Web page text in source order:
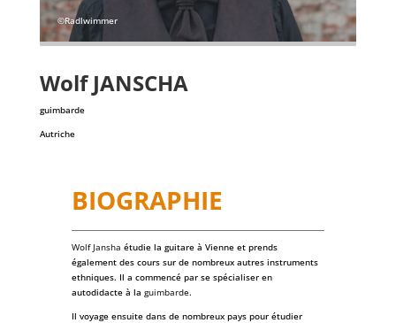
©Radlwimmer
WolfJANSCHA
guimbarde
Autriche
BIOGRAPHIE
Wolf Jansha étudie la guitare à Vienne et prends
également des cours sur de nombreux autres instruments
ethniques. Il a commencé par se spécialiser en
autodidacte à la guimbarde.
Il voyage ensuite dans de nombreux pays pour étudier